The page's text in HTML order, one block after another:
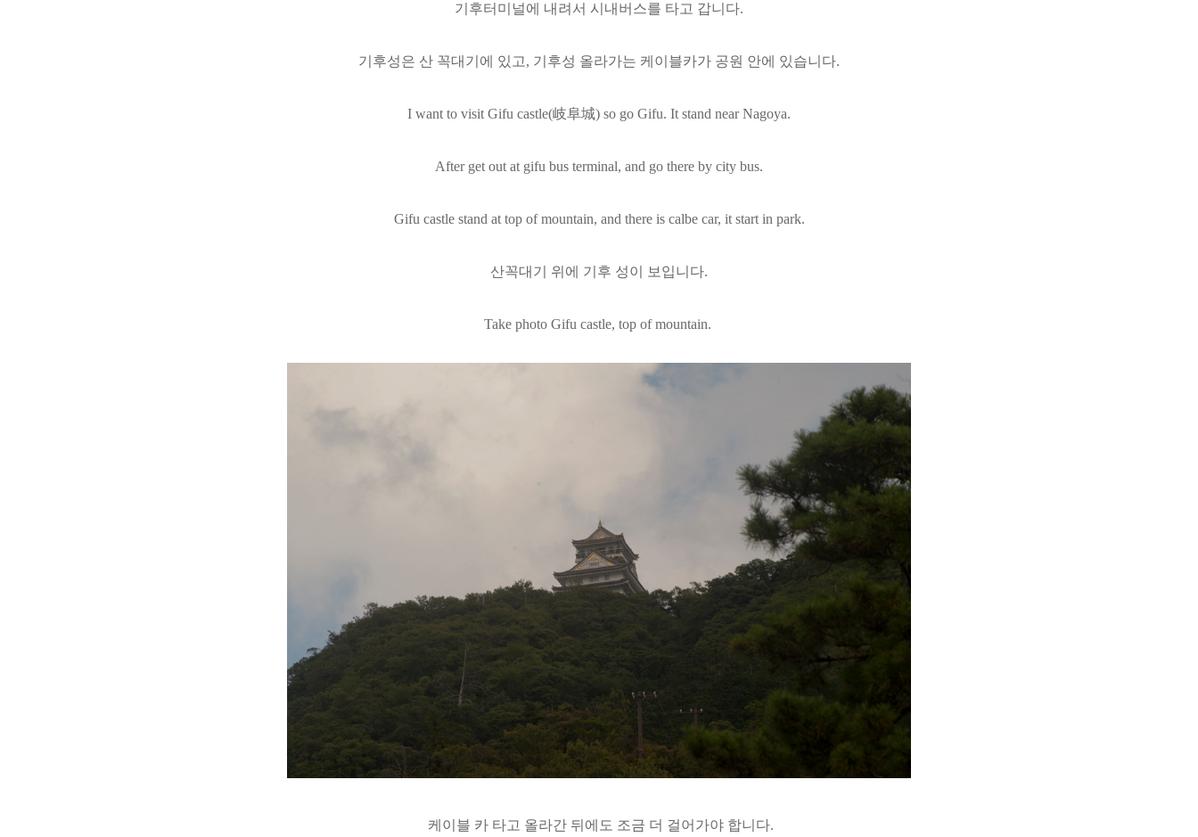
기후터미널에 내려서 시내버스를 타고 갑니다.
기후성은 산 꼭대기에 있고, 기후성 올라가는 케이블카가 공원 안에 있습니다.
I want to visit Gifu castle(岐阜城) so go Gifu. It stand near Nagoya.
After get out at gifu bus terminal, and go there by city bus.
Gifu castle stand at top of mountain, and there is calbe car, it start in park.
산꼭대기 위에 기후 성이 보입니다.
Take photo Gifu castle, top of mountain.
케이블 카 타고 올라간 뒤에도 조금 더 걸어가야 합니다.